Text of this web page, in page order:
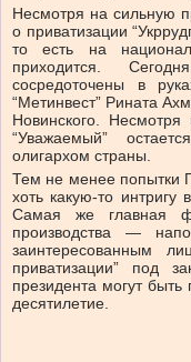
Несмотря на сильную
о приватизации
то есть на
приходится.
сосредоточены в
“Метинвест” Рината
Новинского.
“Уважаемый”
олигархом страны.
Тем не менее попытки
хоть какую-то
Самая же главная
производства —
заинтересованным
приватизации” под
президента могут
десятилетие.